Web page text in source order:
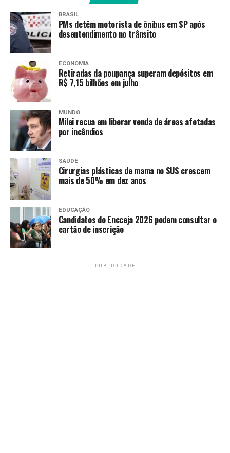
Sistema Anchieta-Imigrantes passa a ter pedágio
eletrônico
RECENTES
RJ: líder do Comando Vermelho que coordenava roubo de
cargas é preso
BRASIL
PMs detêm motorista de ônibus em SP após
desentendimento no trânsito
ECONOMIA
Retiradas da poupança superam depósitos em
R$ 7,15 bilhões em julho
MUNDO
Milei recua em liberar venda de áreas afetadas
por incêndios
SAÚDE
Cirurgias plásticas de mama no SUS crescem
mais de 50% em dez anos
EDUCAÇÃO
Candidatos do Encceja 2026 podem consultar o
cartão de inscrição
PUBLICIDADE